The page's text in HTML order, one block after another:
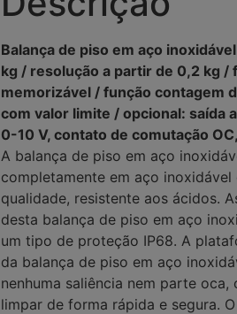
Balança de piso em aço
kg / resolução a partir de 0,2 kg /
memorizável / função contagem
com valor limite / opcional: saída
0-10 V, contato de comutação
A balança de piso em aço
completamente em aço inoxidável
qualidade, resistente aos ácidos.
desta balança de piso em aço
um tipo de proteção IP68. A
da balança de piso em aço
nenhuma saliência nem parte oca,
limpar de forma rápida e segura.